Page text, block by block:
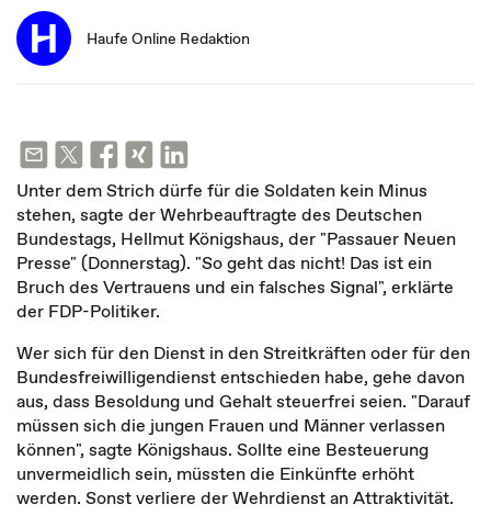
Haufe Online Redaktion
Unter dem Strich dürfe für die Soldaten kein Minus
stehen, sagte der Wehrbeauftragte des Deutschen
Bundestags, Hellmut Königshaus, der "Passauer Neuen
Presse" (Donnerstag). "So geht das nicht! Das ist ein
Bruch des Vertrauens und ein falsches Signal", erklärte
der FDP-Politiker.
Wer sich für den Dienst in den Streitkräften oder für den
Bundesfreiwilligendienst entschieden habe, gehe davon
aus, dass Besoldung und Gehalt steuerfrei seien. "Darauf
müssen sich die jungen Frauen und Männer verlassen
können", sagte Königshaus. Sollte eine Besteuerung
unvermeidlich sein, müssten die Einkünfte erhöht
werden. Sonst verliere der Wehrdienst an Attraktivität.